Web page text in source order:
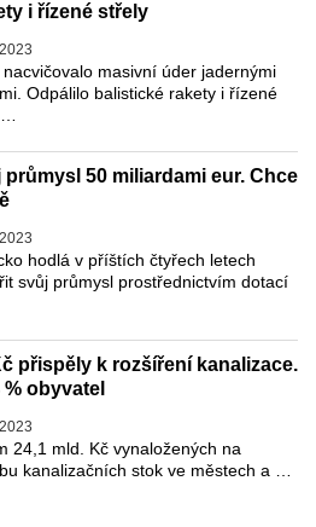
i řízené střely
nacvičovalo masivní úder jadernými
Odpálilo balistické rakety i řízené
50 miliardami eur. Chce
hodlá v příštích čtyřech letech
svůj průmysl prostřednictvím dotací
přispěly k rozšíření kanalizace.
obyvatel
24,1 mld. Kč vynaložených na
kanalizačních stok ve městech a …